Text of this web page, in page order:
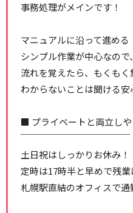
事務処理がメインです！
マニュアルに沿って進める
シンプル作業が中心なので、
流れを覚えたら、もくも
わからないことは聞ける
■ プライベートと両立し
￣￣￣￣￣￣￣￣￣￣￣￣
土日祝はしっかりお休み！
定時は17時半と早めで残
札幌駅直結のオフィスで